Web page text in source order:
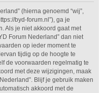
(hierna genoemd “wij”,
byd-forum.nl”), ga je
Als je niet akkoord gaat met
Forum Nederland” dan niet
op ieder moment te
tijdig op de hoogte te
de voorwaarden regelmatig te
met deze wijzigingen, maak
Blijf je gebruik maken
akkoord met de